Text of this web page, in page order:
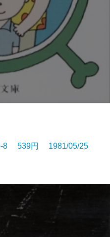
8 539円 1981/05/25